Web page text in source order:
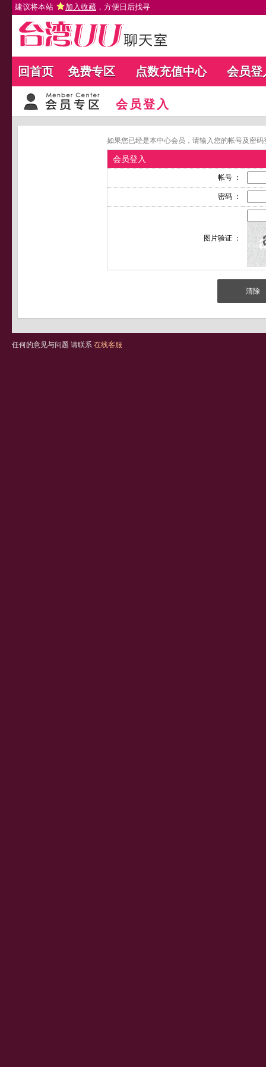
建议将本站 加入收藏 ，方便日后找寻
回首页 免费专区 点数充值中心 会员登
会员登入
如果您已经是本中心会员，请输入您的帐号及密
会员登入
帐号 ：
密码 ：
图片验证 ：
任何的意见与问题 请联系 在线客服